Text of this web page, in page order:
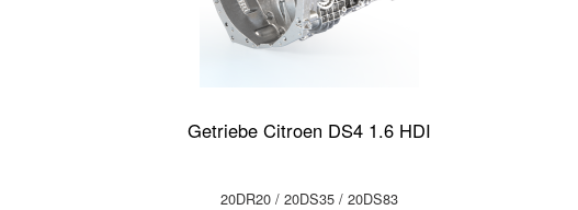
Getriebe Citroen DS4 1.6 HDI
20DR20 / 20DS35 / 20DS83